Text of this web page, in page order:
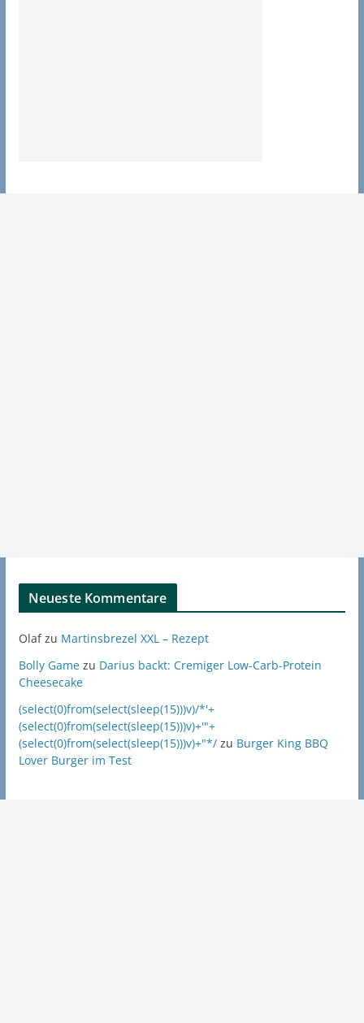
Neueste Kommentare
Olafzu Martinsbrezel XXL – Rezept
Bolly Gamezu Darius backt: Cremiger Low-Carb-Protein
Cheesecake
(select(0)from(select(sleep(15)))v)/*'+
(select(0)from(select(sleep(15)))v)+'"+
(select(0)from(select(sleep(15)))v)+"*/zu Burger King BBQ
Lover Burger im Test